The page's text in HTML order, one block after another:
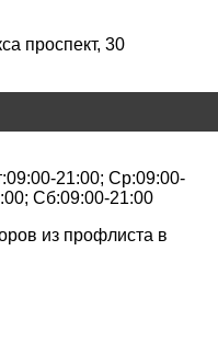
проспект, 30
21:00; Ср:09:00-
Сб:09:00-21:00
из профлиста в